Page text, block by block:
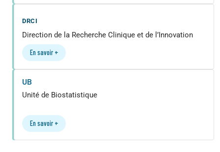
DRCI
Direction de la Recherche Clinique et de l’Innovation
En savoir +
UB
Unité de Biostatistique
En savoir +